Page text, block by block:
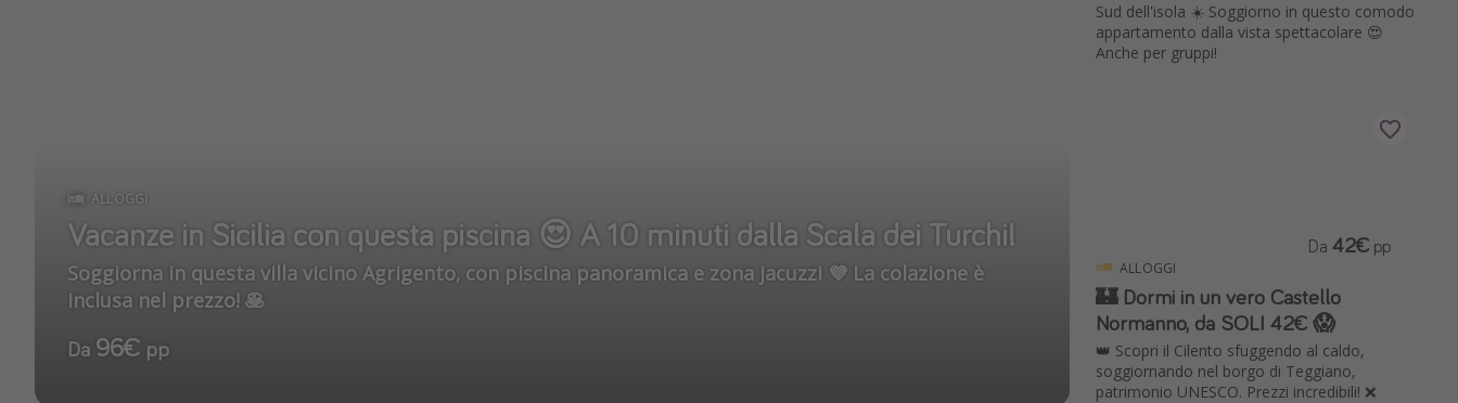
ALLOGGI
Vacanze in Sicilia con questa piscina 😍 A 10 minuti dalla Scala dei Turchi!
Soggiorna in questa villa vicino Agrigento, con piscina panoramica e zona jacuzzi 💜 La colazione è
inclusa nel prezzo! 🥞
Da 96€ pp
Sud dell'isola ☀️ Soggiorno in questo comodo
appartamento dalla vista spettacolare 😍
Anche per gruppi!
ALLOGGI
🏰 Dormi in un vero Castello
Normanno, da SOLI 42€ 😱
👑 Scopri il Cilento sfuggendo al caldo,
soggiornando nel borgo di Teggiano,
patrimonio UNESCO. Prezzi incredibili! ❌
Da 42€ pp